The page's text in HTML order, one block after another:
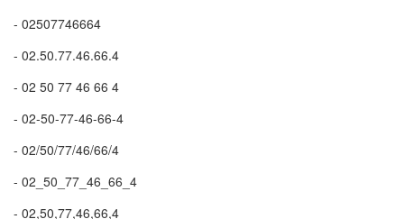
- 02507746664
- 02.50.77.46.66.4
- 02 50 77 46 66 4
- 02-50-77-46-66-4
- 02/50/77/46/66/4
- 02_50_77_46_66_4
- 02,50,77,46,66,4